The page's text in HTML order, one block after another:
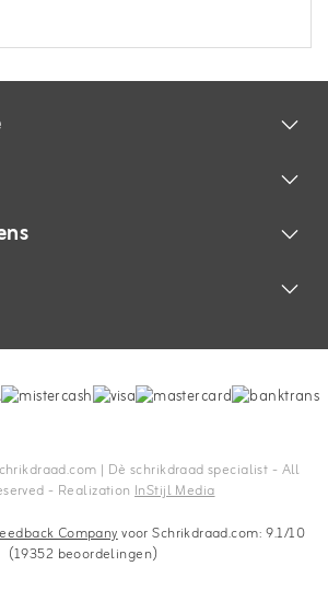
| Dè schrikdraad specialist - All
- RealizationInStijl Media
Companyvoor Schrikdraad.com: 9.1/10
(19352 beoordelingen)